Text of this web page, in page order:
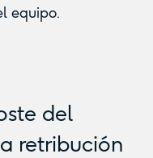
equipo.
del
retribución